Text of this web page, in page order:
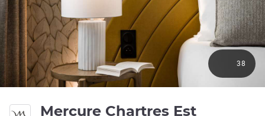
Mercure Chartres Est
38